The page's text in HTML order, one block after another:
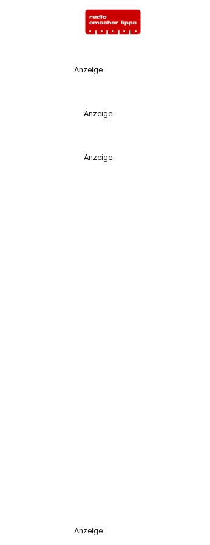
Anzeige
Anzeige
Anzeige
Anzeige